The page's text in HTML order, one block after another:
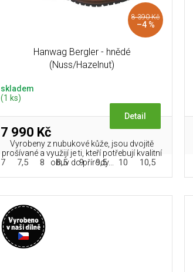
8 390 Kč
–4 %
Hanwag Bergler - hnědé
(Nuss/Hazelnut)
skladem
(1 ks)
7 990 Kč
Detail
Vyrobeny z nubukové kůže, jsou dvojitě
prošívané a využijí je ti, kteří potřebují kvalitní
obuv do přírody...
7 7,5 8 8,5 9 9,5 10 10,5